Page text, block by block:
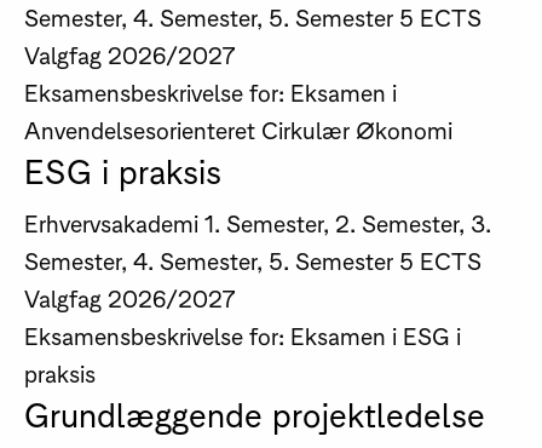
Semester, 4. Semester, 5. Semester 5 ECTS
Valgfag 2026/2027
Eksamensbeskrivelse for: Eksamen i
Anvendelsesorienteret Cirkulær Økonomi
ESG i praksis
Erhvervsakademi 1. Semester, 2. Semester, 3.
Semester, 4. Semester, 5. Semester 5 ECTS
Valgfag 2026/2027
Eksamensbeskrivelse for: Eksamen i ESG i
praksis
Grundlæggende projektledelse